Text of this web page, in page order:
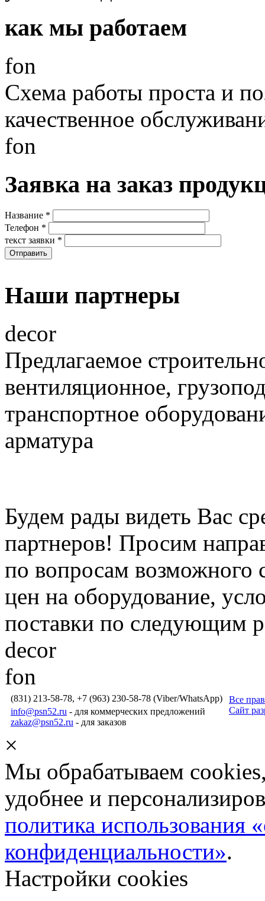
как мы работаем
fon
Схема работы проста и
качественное
fon
Заявка на заказ
Название *
Телефон *
текст заявки *
Наши партнеры
decor
Предлагаемое
вентиляционное,
транспортное
арматура
Будем рады видеть Вас
партнеров! Просим
по вопросам возможного
цен на оборудование,
поставки по следующим
decor
fon
(831) 213-58-78, +7 (963) 230-58-78 (Viber/WhatsApp)
info@psn52.ru - для коммерческих предложений
zakaz@psn52.ru - для заказов
Все
Сайт
×
Мы обрабатываем
удобнее и
политика использования
конфиденциальности».
Настройки cookies